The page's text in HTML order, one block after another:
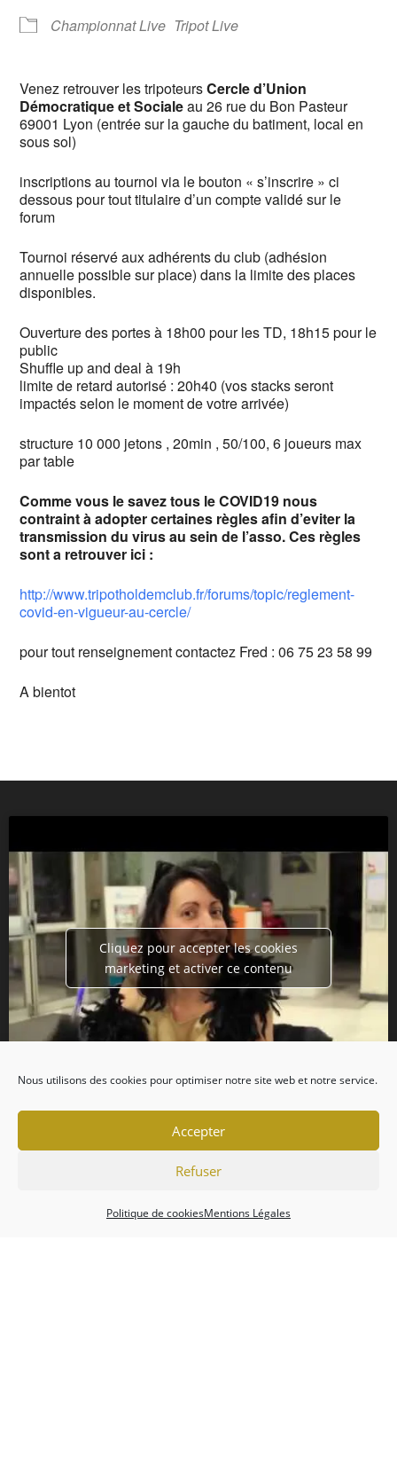
Nous utilisons des cookies pour optimiser notre site web et notre service.
Accepter
Refuser
Politique de cookiesMentions Légales
Championnat Live Tripot Live
Venez retrouver les tripoteursCercle d’Union
Démocratique et Socialeau 26 rue du Bon Pasteur
69001 Lyon (entrée sur la gauche du batiment, local en
sous sol)
inscriptions au tournoi via le bouton « s’inscrire » ci
dessous pour tout titulaire d’un compte validé sur le
forum
Tournoi réservé aux adhérents du club (adhésion
annuelle possible sur place) dans la limite des places
disponibles.
Ouverture des portes à 18h00 pour les TD, 18h15 pour le
public
Shuffle up and deal à 19h
limite de retard autorisé : 20h40 (vos stacks seront
impactés selon le moment de votre arrivée)
structure 10 000 jetons , 20min , 50/100, 6 joueurs max
par table
Comme vous le savez tous le COVID19 nous
contraint à adopter certaines règles afin d’eviter la
transmission du virus au sein de l’asso. Ces règles
sont a retrouver ici :
http://www.tripotholdemclub.fr/forums/topic/reglement-
covid-en-vigueur-au-cercle/
pour tout renseignement contactez Fred : 06 75 23 58 99
A bientot
Cliquez pour accepter les cookies
marketing et activer ce contenu